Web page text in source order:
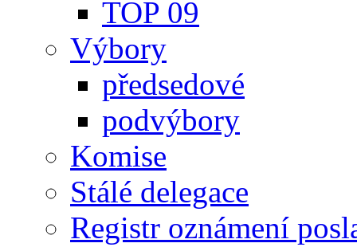
TOP 09
Výbory
předsedové
podvýbory
Komise
Stálé delegace
Registr oznámení